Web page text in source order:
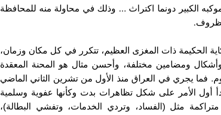
موكبه الكبير دونما اكتراث ... وذلك في محاولة منه للمحافظة
الحكيمة ذات المغزى العظيم، تتكرر في كل مكان وزمان،
ومضامين مختلفة، وأحسن مثال هو المحنة المعقدة
فما يجري في العراق منذ الأول من تشرين الثاني الماضي
أول الأمر على شكل تظاهرات بدت وكأنها عفوية وسلمية
مثل (الفساد، وتردي الخدمات، وتفشي البطالة)،